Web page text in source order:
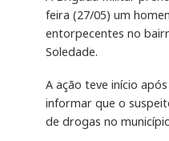
feira (27/05) um
entorpecentes no
Soledade.
A ação teve início
informar que o
de drogas no